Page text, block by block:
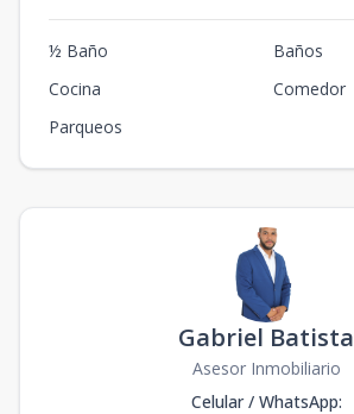
½ Baño
Baños
Cocina
Comedor
Parqueos
Gabriel Batista
Asesor Inmobiliario
Celular / WhatsApp: